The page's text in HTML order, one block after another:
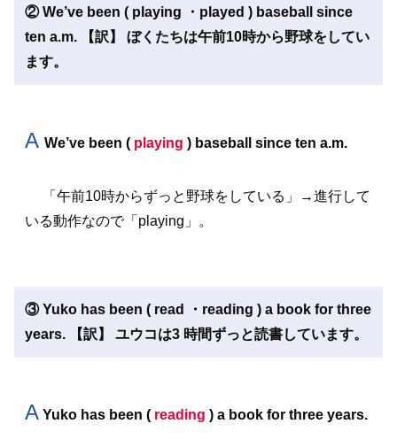
② We’ve been ( playing ・played ) baseball since
ten a.m. 【訳】 ぼくたちは午前10時から野球をしてい
ます。
A We’ve been ( playing ) baseball since ten a.m.
「午前10時からずっと野球をしている」→進行して
いる動作なので「playing」。
③ Yuko has been ( read ・reading ) a book for three
years. 【訳】 ユウコは3 時間ずっと読書しています。
A Yuko has been ( reading ) a book for three years.